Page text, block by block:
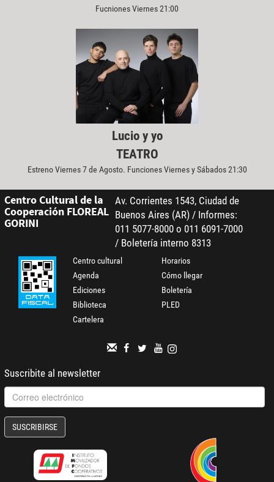
Fucniones Viernes 21:00
Lucio y yo
TEATRO
Estreno Viernes 7 de Agosto. Funciones Viernes y Sábados 21:30
Centro Cultural de la
Cooperación FLOREAL
GORINI
Av. Corrientes 1543, Ciudad de
Buenos Aires (AR) / Informes:
011 5077-8000 o 011 6091-7000
/ Boletería interno 8313
Centro cultural
Agenda
Ediciones
Biblioteca
Cartelera
Horarios
Cómo llegar
Boletería
PLED
Suscribite al newsletter
SUSCRIBIRSE